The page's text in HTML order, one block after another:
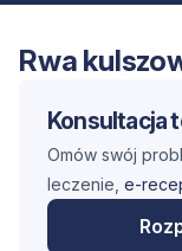
Rwa
Konsultacja
Omów swój
leczenie, e-